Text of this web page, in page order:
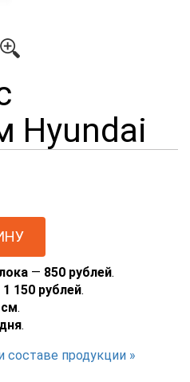
Hyundai
— 850 рублей.
1 150 рублей.
.
.
составе продукции »